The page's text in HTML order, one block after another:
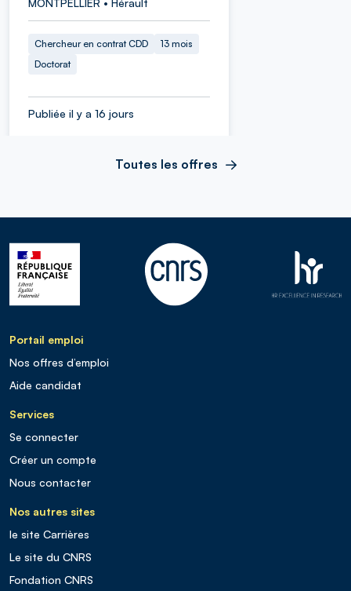
Chercheur en contrat CDD
13 mois
Doctorat
Publiée il y a 16 jours
Toutes les offres
Portail emploi
Nos offres d’emploi
Aide candidat
Services
Se connecter
Créer un compte
Nous contacter
Nos autres sites
le site Carrières
Le site du CNRS
Fondation CNRS